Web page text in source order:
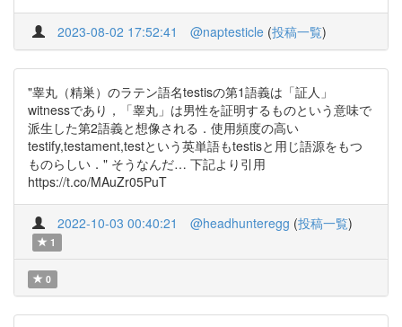
2023-08-02 17:52:41 @naptesticle (投稿一覧)
"睾丸（精巣）のラテン語名testisの第1語義は「証人」
witnessであり，「睾丸」は男性を証明するものという意味で
派生した第2語義と想像される．使用頻度の高い
testify,testament,testという英単語もtestisと用じ語源をもつ
ものらしい．" そうなんだ… 下記より引用
https://t.co/MAuZr05PuT
2022-10-03 00:40:21 @headhunteregg (投稿一覧)
1
0